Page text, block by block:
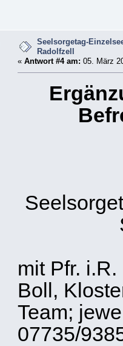
Seelsorgetag-
Radolfzell
« Antwort #4 am: 05. März
mit Pfr.
Boll,
Team;
07735/